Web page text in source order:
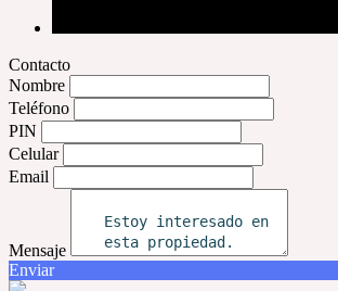
Contacto
Nombre
Teléfono
PIN
Celular
Email
Mensaje
Enviar